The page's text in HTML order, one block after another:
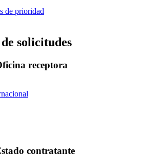
de prioridad
solicitudes
receptora
contratante